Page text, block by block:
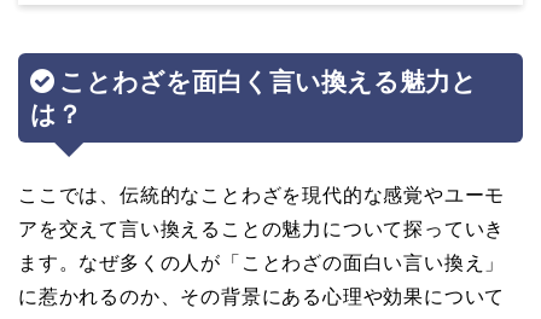
ことわざを面白く言い換える魅力と
は？
ここでは、伝統的なことわざを現代的な感覚やユーモ
アを交えて言い換えることの魅力について探っていき
ます。なぜ多くの人が「ことわざの面白い言い換え」
に惹かれるのか、その背景にある心理や効果について